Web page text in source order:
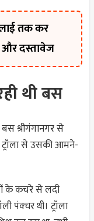
तक कर
दस्तावेज
थी बस
बस श्रीगंगानगर से
से उसकी आमने-
के कचरे से लदी
पंक्चर थी। ट्रॉला